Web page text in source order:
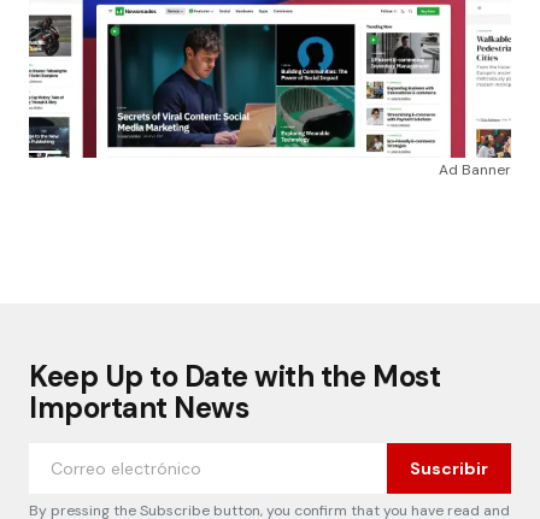
Ad Banner
Keep Up to Date with the Most
Important News
Suscribir
By pressing the Subscribe button, you confirm that you have read and